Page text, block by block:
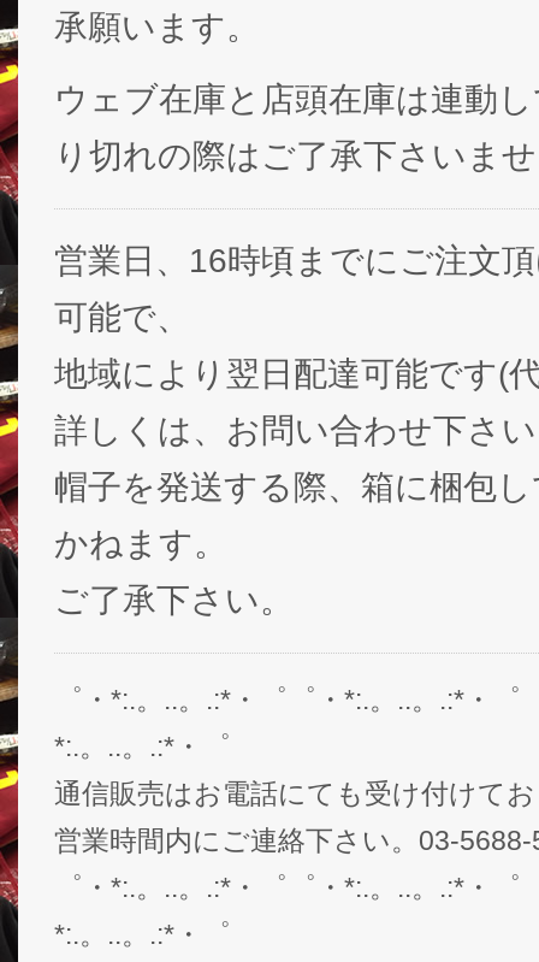
承願います。
ウェブ在庫と店頭在庫は連動
り切れの際はご了承下さいま
営業日、16時頃までにご注文
可能で、
地域により翌日配達可能です(
詳しくは、お問い合わせ下さ
帽子を発送する際、箱に梱包
かねます。
ご了承下さい。
゜・*:.。..。.:*・゜゜・*:.。..。.:*・
*:.。..。.:*・゜
通信販売はお電話にても受け付けて
営業時間内にご連絡下さい。03-5688-
゜・*:.。..。.:*・゜゜・*:.。..。.:*・
*:.。..。.:*・゜